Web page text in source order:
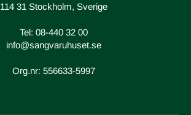
114 31 Stockholm, Sverige
Tel: 08-440 32 00
info@sangvaruhuset.se
Org.nr: 556633-5997